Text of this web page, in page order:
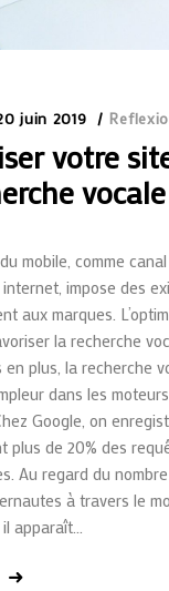
juin 2019
votre
vocale
mobile, comme
impose des
aux marques.
la recherche
en plus, la recherche
dans les
Google, on
plus de 20% des
Au regard du
à travers le
apparaît...